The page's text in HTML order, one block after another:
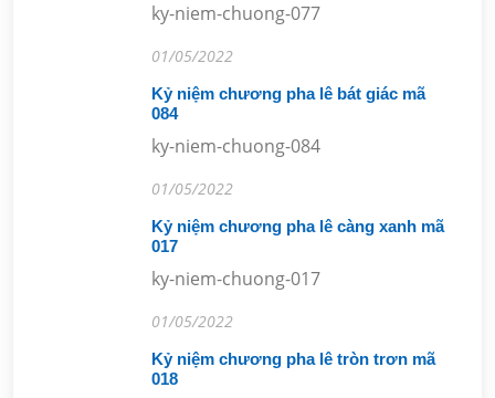
ky-niem-chuong-077
01/05/2022
Kỷ niệm chương pha lê bát giác mã
084
ky-niem-chuong-084
01/05/2022
Kỷ niệm chương pha lê càng xanh mã
017
ky-niem-chuong-017
01/05/2022
Kỷ niệm chương pha lê tròn trơn mã
018